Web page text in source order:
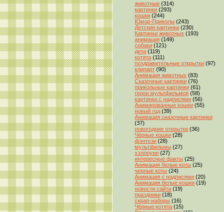
животные (314)
картинки (293)
кошки (244)
Юмор-Приколы (243)
Детские картинки (230)
Картинки животных (193)
анимация (149)
собаки (121)
дети (119)
котята (111)
поздравительные открытки (97)
клипарт (90)
Анимация животных (83)
Сказочные картинки (76)
прикольные картинки (61)
герои мультфильмов (58)
картинки с надписями (56)
Анимированные кошки (55)
новый год (39)
Анимация сказочные картинки
(37)
новогодние открытки (36)
Чёрные кошки (28)
фэнтези (28)
мультфильмы (27)
хэллоуин (27)
интересные факты (25)
Анимация белые коты (25)
черные коты (24)
Анимация с надписями (20)
Анимация белые кошки (19)
новости сайта (19)
праздники (18)
скрап-наборы (16)
Чёрные котята (15)